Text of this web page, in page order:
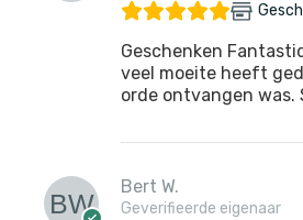
Geschenken
veel moeite heeft
orde ontvangen
Bert W.
Geverifieerde eigenaar